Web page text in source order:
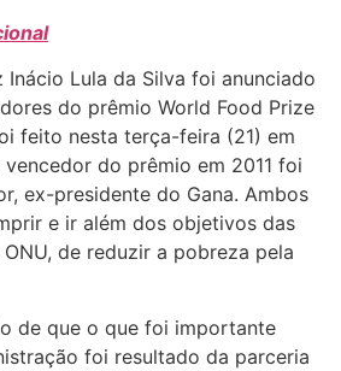
Inácio Lula da Silva foi anunciado
do prêmio World Food Prize
feito nesta terça-feira (21) em
do prêmio em 2011 foi
ex-presidente do Gana. Ambos
e ir além dos objetivos das
de reduzir a pobreza pela
de que o que foi importante
foi resultado da parceria